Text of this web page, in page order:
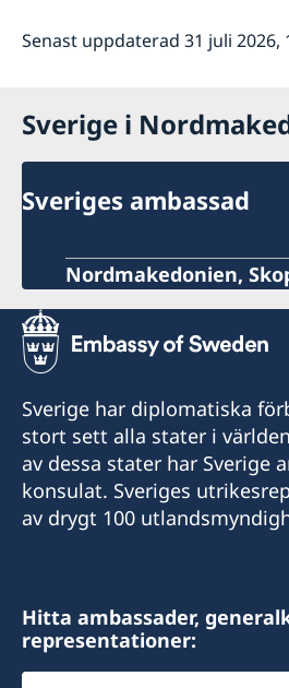
Senast uppdaterad 31 juli 2026,
Sverige i
Sveriges ambassad
Nordmakedonien,
Sverige har diplomatiska
stort sett alla stater i
av dessa stater har Sverige
konsulat. Sveriges
av drygt 100
Hitta ambassader,
representationer: